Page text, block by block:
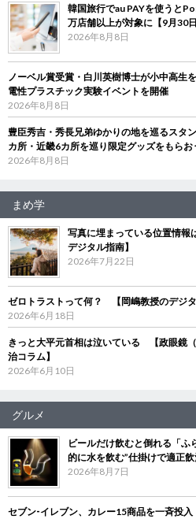
韓国旅行でau PAYを使うと
万店舗以上が対象に【9月30日
2026年8月8日
ノーベル賞受賞・白川英樹博士が小中高
電性プラスチック実験イベントを開催
2026年8月8日
豊臣秀吉・秀長兄弟ゆかりの地を巡るス
カ所・近畿6カ所を巡り限定グッズをもらお
2026年8月8日
まめ学
写真に埋まっている位置情
デジタル指南】
2026年7月22日
ゼロトラストって何？ 【岡嶋教授のデジタ
2026年6月18日
きっと大平元首相は泣いている 【政眼鏡
治コラム】
2026年6月10日
グルメ
ビールだけ飲むと倒れる「
的に水を飲む”仕掛けで適正
2026年8月7日
セブン‐イレブン、カレー15商品を一斉投